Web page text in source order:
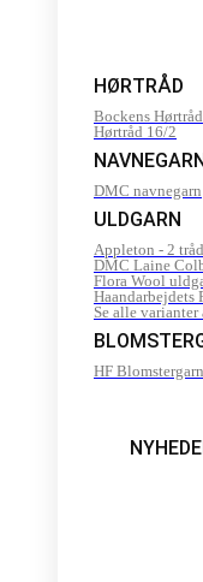
HØRTRÅD
Bockens Hørtråd
Hørtråd 16/2
DMC navnegarn
ULDGARN
Appleton - 2
DMC Laine
Flora Wool
Haandarbejdets
Se alle varianter
HF Blomstergarn